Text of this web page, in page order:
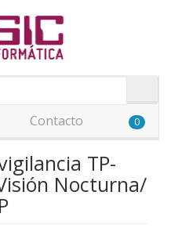
Contacto 0
TP-
Nocturna/